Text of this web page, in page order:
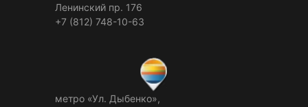
Ленинский пр. 176
+7 (812) 748-10-63
метро «Ул. Дыбенко»,